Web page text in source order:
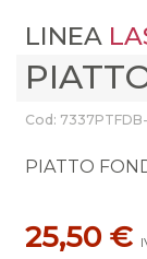
LINEA
Cod: 7337PTFDB-
PIATTO
25,50 €